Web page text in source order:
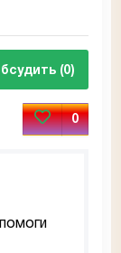
(0)
0